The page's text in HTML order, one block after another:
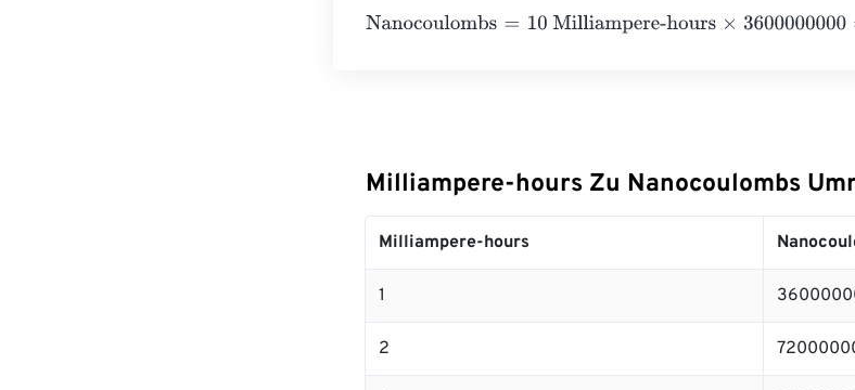
Nanocoulombs=10 Milliampere-hours×3600000000=
Milliampere-hours Zu Nanocoulombs
Milliampere-hours
1
2